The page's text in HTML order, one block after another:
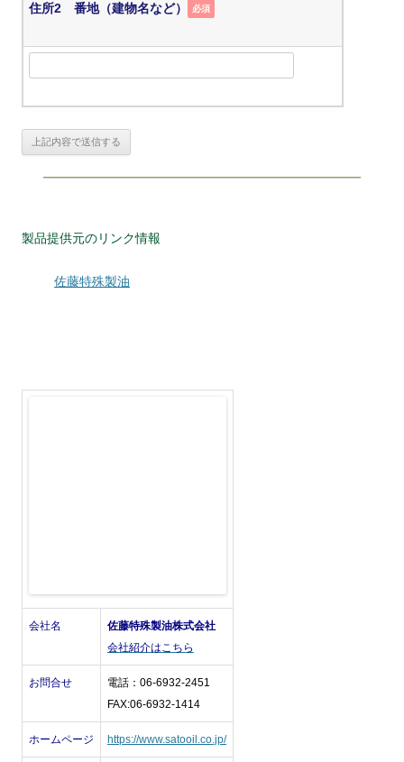
住所2 番地（建物名など） 必須
製品提供元のリンク情報
佐藤特殊製油
会社名
佐藤特殊製油株式会社
会社紹介はこちら
お問合せ
電話：06-6932-2451
FAX:06-6932-1414
ホームページ https://www.satooil.co.jp/